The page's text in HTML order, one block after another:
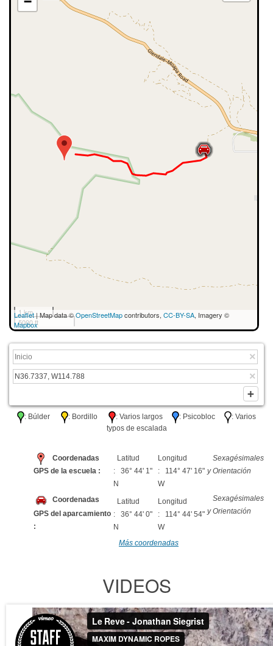
1 km
5000 ft
Leaflet| Map data ©OpenStreetMapcontributors, CC-BY-SA, Imagery ©
Mapbox
: Búlder : Bordillo : Varios largos : Psicobloc
: Varios
typos de escalada
Coordenadas
GPS de la escuela :
Latitud
: 36° 44' 1"
N
Longitud
: 114° 47' 16"
W
Sexagésimales
y Orientación
Coordenadas
GPS del aparcamiento
:
Latitud
: 36° 44' 0"
N
Longitud
: 114° 44' 54"
W
Sexagésimales
y Orientación
Más coordenadas
VIDEOS